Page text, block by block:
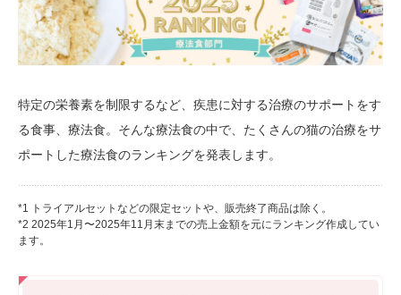
特定の栄養素を制限するなど、疾患に対する治療のサポートをす
る食事、療法食。そんな療法食の中で、たくさんの猫の治療をサ
ポートした療法食のランキングを発表します。
*1 トライアルセットなどの限定セットや、販売終了商品は除く。
*2 2025年1月〜2025年11月末までの売上金額を元にランキング作成してい
ます。